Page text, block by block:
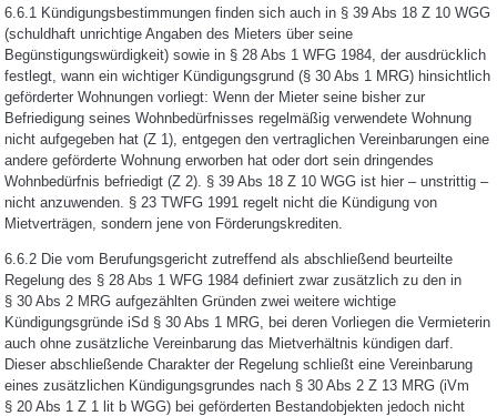
6.6.1 Kündigungsbestimmungen finden sich auch in § 39 Abs 18 Z 10 WGG
(schuldhaft unrichtige Angaben des Mieters über seine
Begünstigungswürdigkeit) sowie in § 28 Abs 1 WFG 1984, der ausdrücklich
festlegt, wann ein wichtiger Kündigungsgrund (§ 30 Abs 1 MRG) hinsichtlich
geförderter Wohnungen vorliegt: Wenn der Mieter seine bisher zur
Befriedigung seines Wohnbedürfnisses regelmäßig verwendete Wohnung
nicht aufgegeben hat (Z 1), entgegen den vertraglichen Vereinbarungen eine
andere geförderte Wohnung erworben hat oder dort sein dringendes
Wohnbedürfnis befriedigt (Z 2). § 39 Abs 18 Z 10 WGG ist hier – unstrittig –
nicht anzuwenden. § 23 TWFG 1991 regelt nicht die Kündigung von
Mietverträgen, sondern jene von Förderungskrediten.
6.6.2 Die vom Berufungsgericht zutreffend als abschließend beurteilte
Regelung des § 28 Abs 1 WFG 1984 definiert zwar zusätzlich zu den in
§ 30 Abs 2 MRG aufgezählten Gründen zwei weitere wichtige
Kündigungsgründe iSd § 30 Abs 1 MRG, bei deren Vorliegen die Vermieterin
auch ohne zusätzliche Vereinbarung das Mietverhältnis kündigen darf.
Dieser abschließende Charakter der Regelung schließt eine Vereinbarung
eines zusätzlichen Kündigungsgrundes nach § 30 Abs 2 Z 13 MRG (iVm
§ 20 Abs 1 Z 1 lit b WGG) bei geförderten Bestandobjekten jedoch nicht